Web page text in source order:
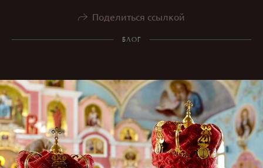
Поделиться ссылкой
БЛОГ